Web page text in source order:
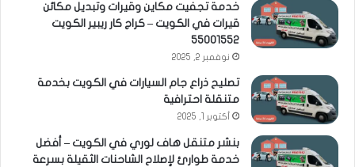
خدمة تجفيت مكاين وقيرات وتبديل مكائن
قيرات في الكويت – كراج كار ريبير الكويت
55001552
نوفمبر 2, 2025
تصليح ذراع جام السيارات في الكويت بخدمة
متنقلة احترافية
أكتوبر 1, 2025
بنشر متنقل هاف لوري في الكويت – أفضل
خدمة طوارئ لإصلاح الشاحنات الثقيلة بسرعة